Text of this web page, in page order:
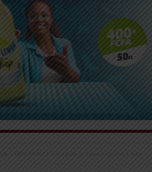
« KARA FINANCE » inaugure un nouveau guichet à Ketao